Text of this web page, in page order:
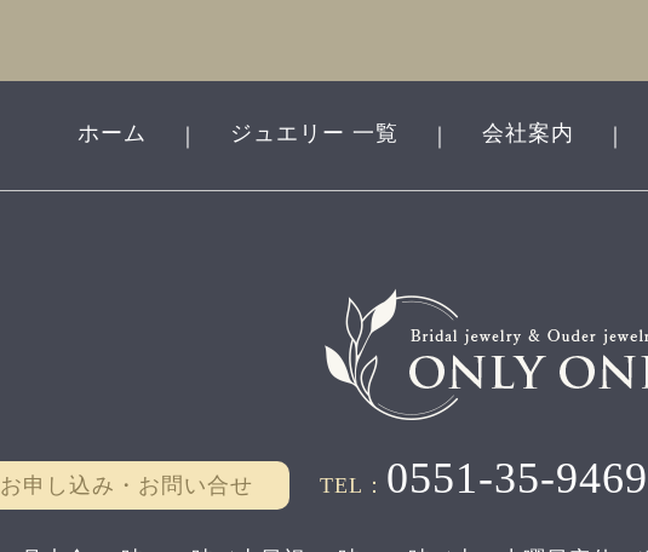
ホーム ジュエリー 一覧 会社案内
お申し込み・お問い合せ TEL： 0551-35-9469